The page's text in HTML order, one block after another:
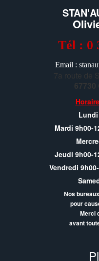
Tél : 0
Email :
7a route de
67730
Lundi
Mardi 9h00-
Jeudi 9h00-
Vendredi
Nos
pour
Merci
avant